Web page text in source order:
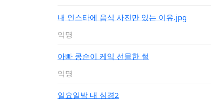
내 인스타에 음식 사진만 있는 이유.jpg
익명
아빠 콩순이 케익 선물한 썰
익명
일요일밤 내 심경2